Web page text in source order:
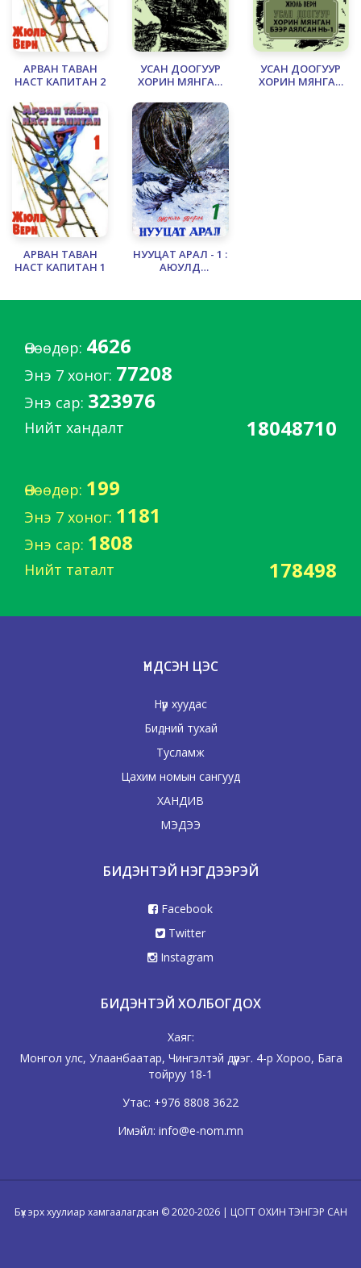
АРВАН ТАВАН
НАСТ КАПИТАН 2
УСАН ДООГУУР
ХОРИН МЯНГАН
2
УСАН ДООГУУР
ХОРИН МЯНГАН
АРВАН ТАВАН
НАСТ КАПИТАН 1
НУУЦАТ АРАЛ - 1 :
АЮУЛД
Өнөөдөр: 4626
Энэ 7 хоног: 77208
Энэ сар: 323976
Нийт хандалт 18048710
Өнөөдөр: 199
Энэ 7 хоног: 1181
Энэ сар: 1808
Нийт таталт 178498
ҮНДСЭН ЦЭС
Нүүр хуудас
Бидний тухай
Тусламж
Цахим номын сангууд
ХАНДИВ
МЭДЭЭ
БИДЭНТЭЙ НЭГДЭЭРЭЙ
Facebook
Twitter
Instagram
БИДЭНТЭЙ ХОЛБОГДОХ
Хаяг:
Монгол улс, Улаанбаатар, Чингэлтэй дүүрэг. 4-р Хороо, Бага
тойруу 18-1
Утас: +976 8808 3622
Имэйл: info@e-nom.mn
Бүх эрх хуулиар хамгаалагдсан © 2020-2026 | ЦОГТ ОХИН ТЭНГЭР САН